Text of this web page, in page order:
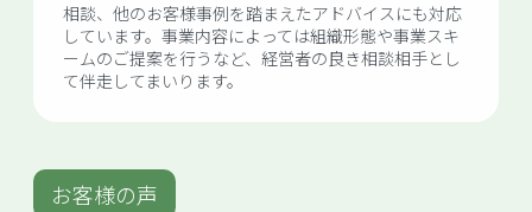
相談、他のお客様事例を踏まえたアドバイスにも対応
しています。事業内容によっては組織形態や事業スキ
ームのご提案を行うなど、経営者の良き相談相手とし
て伴走してまいります。
お客様の声